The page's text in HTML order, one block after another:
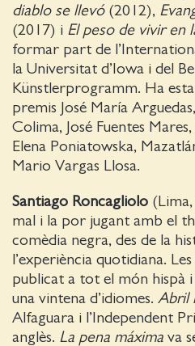
diablo se llevó(2012),
(2017) i El peso de vivir en
formar part de
la Universitat d’Iowa i del
Künstlerprogramm. Ha
premis José María
Colima, José Fuentes
Elena Poniatowska,
Mario Vargas Llosa.
Santiago Roncagliolo
mal i la por jugant amb el
comèdia negra, des de la
l’experiència quotidiana. Les
publicat a tot el món hispà
una vintena d’idiomes. Abril
Alfaguara i l’Independent
anglès. La pena máxima va